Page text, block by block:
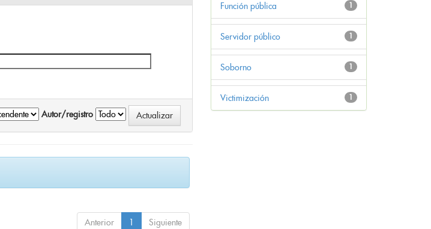
Autor/registro
Anterior 1 Siguiente
1
Función pública
1
Servidor público
1
Soborno
1
Victimización